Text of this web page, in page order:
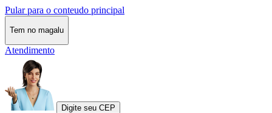
Pular para o conteudo principal
Tem no magalu
Atendimento
Digite seu CEP